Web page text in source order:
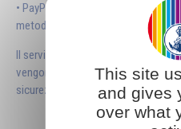
• PayPal è accettato da milioni di
metodo di pagamento preferito su
Il servizio Carta di credito viene
vengono accettate tutte le
sicurezza sono garantiti.
This site
and gives
over what